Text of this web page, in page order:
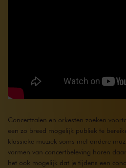
Concertzalen en orkesten zoeken
een zo breed mogelijk publiek te
klassieke muziek soms met andere
vormen van concertbeleving horen
het ook mogelijk dat je tijdens een